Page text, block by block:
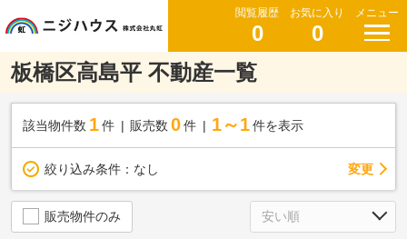
閲覧履歴
0
お気に入り
0
メニュー
板橋区高島平 不動産一覧
該当物件数 1件 販売数 0 件 1～1 件を表示
絞り込み条件： なし 変更
販売物件のみ